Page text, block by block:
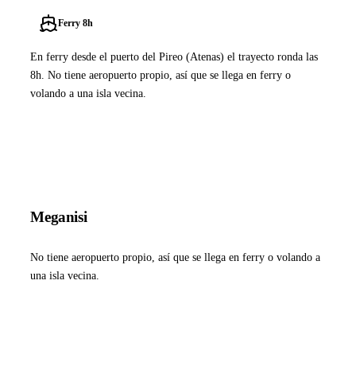
Ferry 8h
En ferry desde el puerto del Pireo (Atenas) el trayecto ronda las
8h. No tiene aeropuerto propio, así que se llega en ferry o
volando a una isla vecina.
Meganisi
No tiene aeropuerto propio, así que se llega en ferry o volando a
una isla vecina.